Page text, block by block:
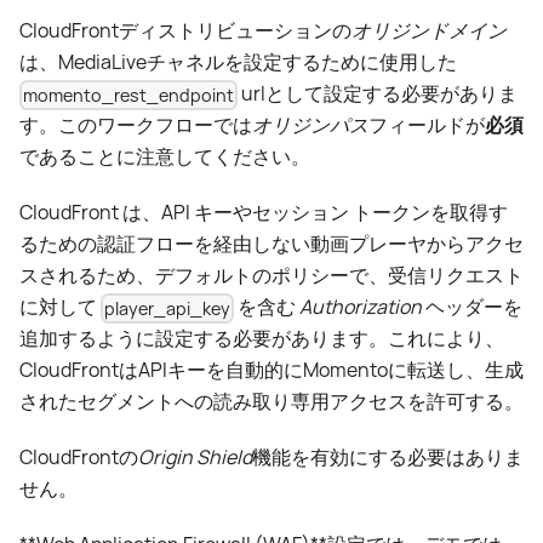
CloudFrontディストリビューションのオリジンドメイン
は、MediaLiveチャネルを設定するために使用した
momento_rest_endpoint urlとして設定する必要がありま
す。このワークフローではオリジンパスフィールドが必須
であることに注意してください。
CloudFront は、API キーやセッション トークンを取得す
るための認証フローを経由しない動画プレーヤからアクセ
スされるため、デフォルトのポリシーで、受信リクエスト
に対して player_api_key を含むAuthorizationヘッダーを
追加するように設定する必要があります。これにより、
CloudFrontはAPIキーを自動的にMomentoに転送し、生成
されたセグメントへの読み取り専用アクセスを許可する。
CloudFrontのOrigin Shield機能を有効にする必要はありま
せん。